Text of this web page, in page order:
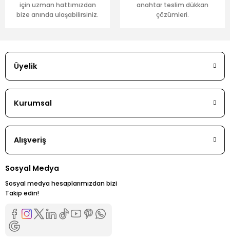
için uzman hattımızdan
bize anında ulaşabilirsiniz.
anahtar teslim dükkan
çözümleri.
Üyelik
Kurumsal
Alışveriş
Sosyal Medya
Sosyal medya hesaplarımızdan bizi
Takip edin!